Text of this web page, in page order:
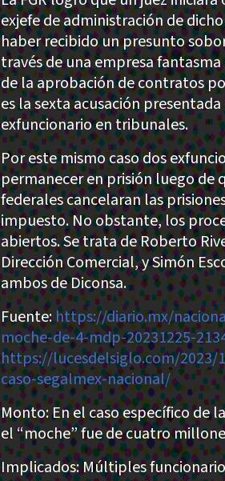
exjefe de administración de
haber recibido un presunto
través de una empresa
de la aprobación de contratos
es la sexta acusación
exfuncionario en tribunales.
Por este mismo caso dos
permanecer en prisión luego de
federales cancelaran las
impuesto. No obstante, los
abiertos. Se trata de Roberto
Dirección Comercial, y Simón
ambos de Diconsa.
Fuente:https://diario.mx/
moche-de-4-mdp-20231225-
https://lucesdelsiglo.com/
caso-segalmex-nacional/
Monto: En el caso específico de
el “moche” fue de cuatro
Implicados: Múltiples